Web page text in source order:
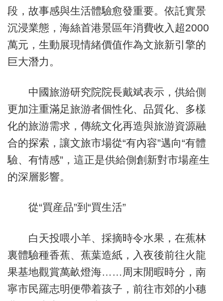
段，故事感與生活體驗愈發重要。依託實景
沉浸業態，海絲首港景區年消費收入超2000
萬元，生動展現情緒價值作為文旅新引擎的
巨大潛力。
中國旅游研究院院長戴斌表示，供給側
更加注重滿足旅游者個性化、品質化、多樣
化的旅游需求，傳統文化再造與旅游資源融
合的探索，讓文旅市場從“有內容”邁向“有體
驗、有情感”，這正是供給側創新對市場産生
的深層影響。
從“買産品”到“買生活”
白天投喂小羊、採摘時令水果，在蕉林
裏體驗種香蕉、蕉葉造紙，入夜後前往火龍
果基地觀賞萬畝燈海……周末閒暇時分，南
寧市民羅志明便帶着孩子，前往市郊的小穗